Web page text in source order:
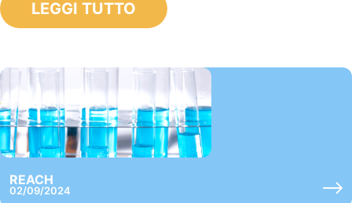
LEGGI TUTTO
REACH
02/09/2024